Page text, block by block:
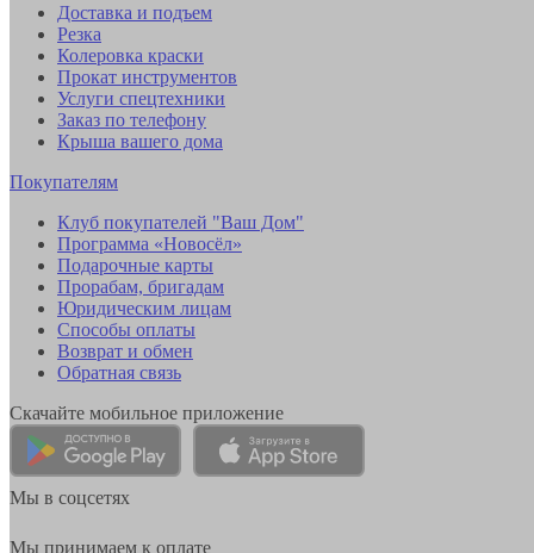
Доставка и подъем
Резка
Колеровка краски
Прокат инструментов
Услуги спецтехники
Заказ по телефону
Крыша вашего дома
Покупателям
Клуб покупателей "Ваш Дом"
Программа «Новосёл»
Подарочные карты
Прорабам, бригадам
Юридическим лицам
Способы оплаты
Возврат и обмен
Обратная связь
Скачайте мобильное приложение
Мы в соцсетях
Мы принимаем к оплате